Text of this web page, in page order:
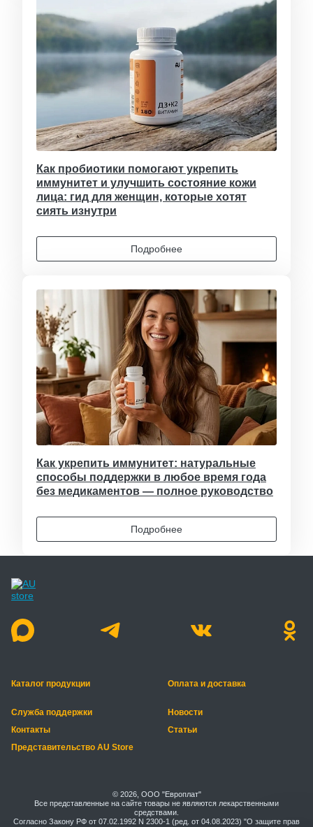
Как пробиотики помогают укрепить
иммунитет и улучшить состояние кожи
лица: гид для женщин, которые хотят
сиять изнутри
Подробнее
Как укрепить иммунитет: натуральные
способы поддержки в любое время года
без медикаментов — полное руководство
Подробнее
Каталог продукции Оплата и доставка
Служба поддержки
Новости
Контакты
Статьи
Представительство AU Store
© 2026, ООО "Европлат"
Все представленные на сайте товары не являются лекарственными
средствами.
Согласно Закону РФ от 07.02.1992 N 2300-1 (ред. от 04.08.2023) "О защите прав